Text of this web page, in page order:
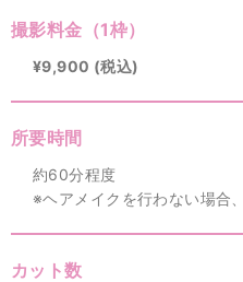
撮影料金（1枠）
¥9,900 (税込)
所要時間
約60分程度
※ヘアメイクを行わない場合
カット数